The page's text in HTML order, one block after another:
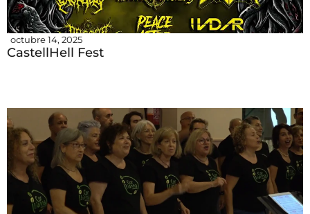
octubre 14, 2025
CastellHell Fest